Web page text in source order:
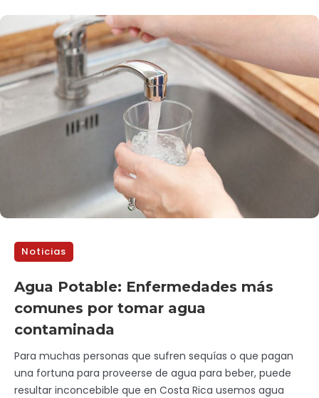
Noticias
Agua Potable: Enfermedades más
comunes por tomar agua
contaminada
Para muchas personas que sufren sequías o que pagan
una fortuna para proveerse de agua para beber, puede
resultar inconcebible que en Costa Rica usemos agua